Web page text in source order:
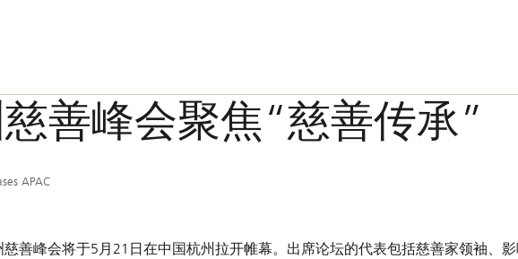
善峰会聚焦“慈善传承”
APAC
善峰会将于5月21日在中国杭州拉开帷幕。出席论坛的代表包括慈善家领袖、影